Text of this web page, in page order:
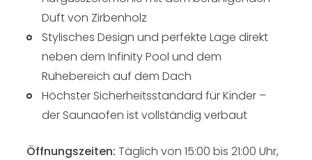
Duft von Zirbenholz
Stylisches Design und perfekte Lage direkt
neben dem Infinity Pool und dem
Ruhebereich auf dem Dach
Höchster Sicherheitsstandard für Kinder –
der Saunaofen ist vollständig verbaut
Öffnungszeiten: Täglich von 15:00 bis 21:00 Uhr,